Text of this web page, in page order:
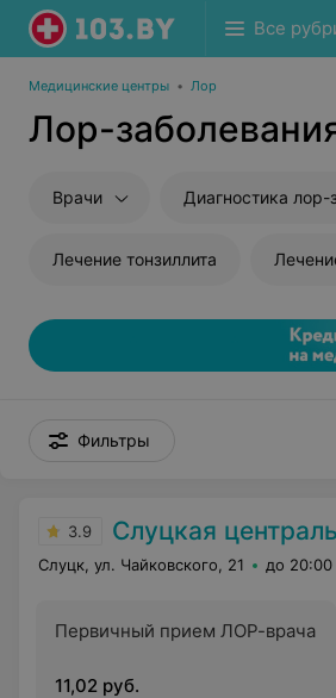
Все
Медицинские центры • Лор
Лор-
Врачи Диагностика лор-
Лечение тонзиллита
Фильтры
3.9 Слуцкая
Слуцк, ул. Чайковского, 21 до 20:00
Первичный прием ЛОР-врача
11,02 руб.